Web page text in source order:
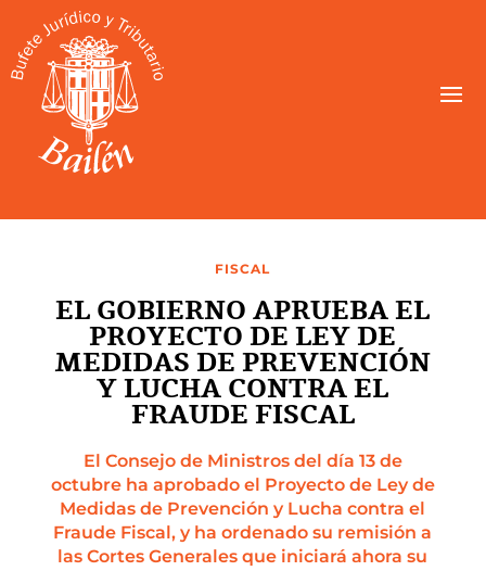
FISCAL
EL GOBIERNO APRUEBA EL
PROYECTO DE LEY DE
MEDIDAS DE PREVENCIÓN
Y LUCHA CONTRA EL
FRAUDE FISCAL
El Consejo de Ministros del día 13 de
octubre ha aprobado el Proyecto de Ley de
Medidas de Prevención y Lucha contra el
Fraude Fiscal, y ha ordenado su remisión a
las Cortes Generales que iniciará ahora su